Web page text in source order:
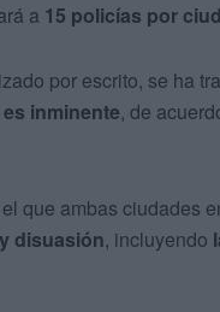
a 15 policías por
por escrito, se ha
inminente, de
que ambas ciudades
disuasión, incluyendo